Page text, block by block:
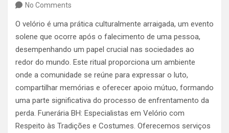
No Comments
O velório é uma prática culturalmente arraigada, um evento
solene que ocorre após o falecimento de uma pessoa,
desempenhando um papel crucial nas sociedades ao
redor do mundo. Este ritual proporciona um ambiente
onde a comunidade se reúne para expressar o luto,
compartilhar memórias e oferecer apoio mútuo, formando
uma parte significativa do processo de enfrentamento da
perda. Funerária BH: Especialistas em Velório com
Respeito às Tradições e Costumes. Oferecemos serviços